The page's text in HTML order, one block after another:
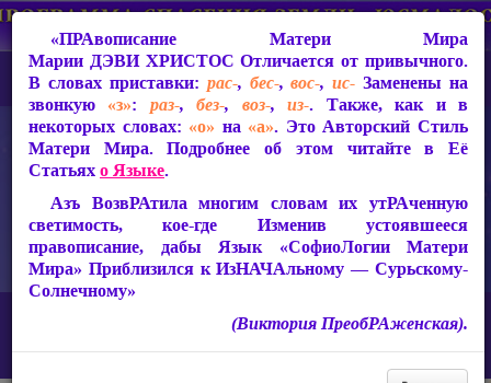
СакРАльная Поэзия Матери Мира
И ночи нет в Потоках Света…
Сакура
«ПРАвописание Матери Мира
Марии ДЭВИ ХРИСТОС Отличается от привычного.
В словах приставки: рас-, бес-,вос-,ис- Заменены на
звонкую «з»: раз-,без-, воз-,из-. Также, как и в
некоторых словах: «о» на «а». Это Авторский Стиль
Матери Мира. Подробнее об этом читайте в Её
Статьяхо Языке.
Азъ ВозвРАтила многим словам их утРАченную
светимость, кое-где Изменив устоявшееся
правописание, дабы Язык «СофиоЛогии Матери
Мира» Приблизился к ИзНАЧАльному — Сурьскому-
Солнечному»
(Виктория ПреобРАженская).